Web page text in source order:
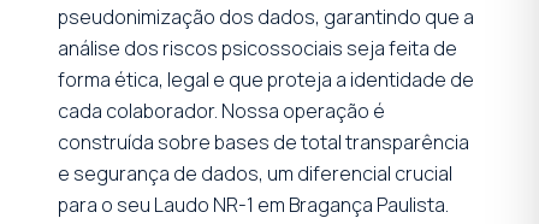
pseudonimização dos dados, garantindo que a
análise dos riscos psicossociais seja feita de
forma ética, legal e que proteja a identidade de
cada colaborador. Nossa operação é
construída sobre bases de total transparência
e segurança de dados, um diferencial crucial
para o seu Laudo NR-1 em Bragança Paulista.